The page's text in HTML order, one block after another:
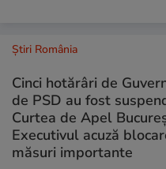
Știri România
Cinci hotărâri de
de PSD au fost
Curtea de Apel
Executivul acuză
măsuri importante